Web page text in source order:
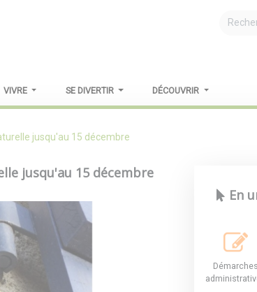
VIVRE SE DIVERTIR DÉCOUVRIR
jusqu'au 15 décembre
jusqu'au 15 décembre
En
Démarches